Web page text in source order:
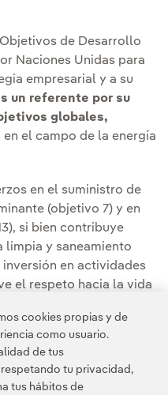
de Desarrollo
Naciones Unidas para
empresarial y a su
un referente por su
globales,
el campo de la energía
en el suministro de
(objetivo 7) y en
si bien contribuye
limpia y saneamiento
inversión en actividades
el respeto hacia la vida
los objetivos (objetivo
cookies propias y de
como usuario.
de tus
tu privacidad,
tus hábitos de